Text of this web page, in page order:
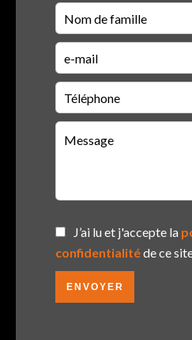
J’ai lu et j'accepte la
confidentialitéde ce
ENVOYER